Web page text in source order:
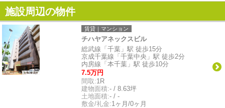
施設周辺の物件
賃貸｜マンション
チハヤアネックスビル
総武線「千葉」駅 徒歩15分
京成千葉線「千葉中央」駅 徒歩2分
内房線「本千葉」駅 徒歩10分
7.5万円
間取:1R
建物面積:- / 8.63坪
土地面積:- / -
敷金/礼金:1ヶ月/0ヶ月